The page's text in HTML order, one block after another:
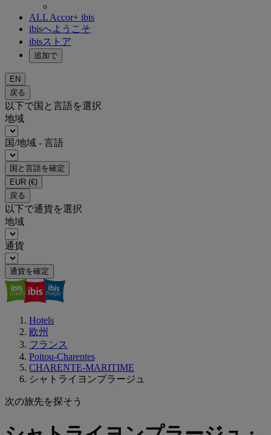
ALL Accor+ ibis
ibisへようこそ
ibisストア
追加で
EN
戻る
以下で国と言語を選択
地域
国/地域 - 言語
国と言語を確定
EUR (€)
戻る
以下で通貨を選択
地域
通貨
通貨を確定
Hotels
欧州
フランス
Poitou-Charentes
CHARENTE-MARITIME
シャトライヨンプラージュ
次の旅先を探そう